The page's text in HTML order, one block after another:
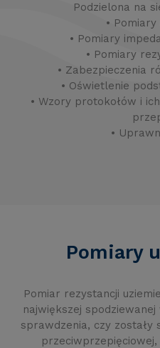
Podzielona na
• Pomiary
• Pomiary
• Pomiary
• Zabezpieczenia
• Oświetlenie
• Wzory protokołów i
•
Pomiary
Pomiar rezystancji
największej
sprawdzenia, czy zostały